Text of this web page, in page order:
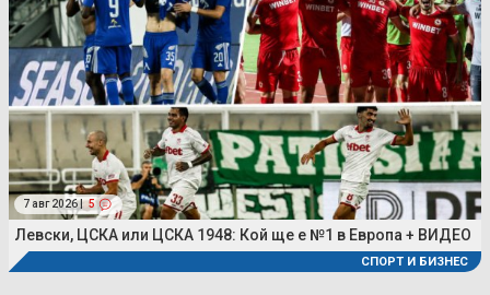
7 авг 2026 | 5
Левски, ЦСКА или ЦСКА 1948: Кой ще е №1 в Европа + ВИДЕО
СПОРТ И БИЗНЕС